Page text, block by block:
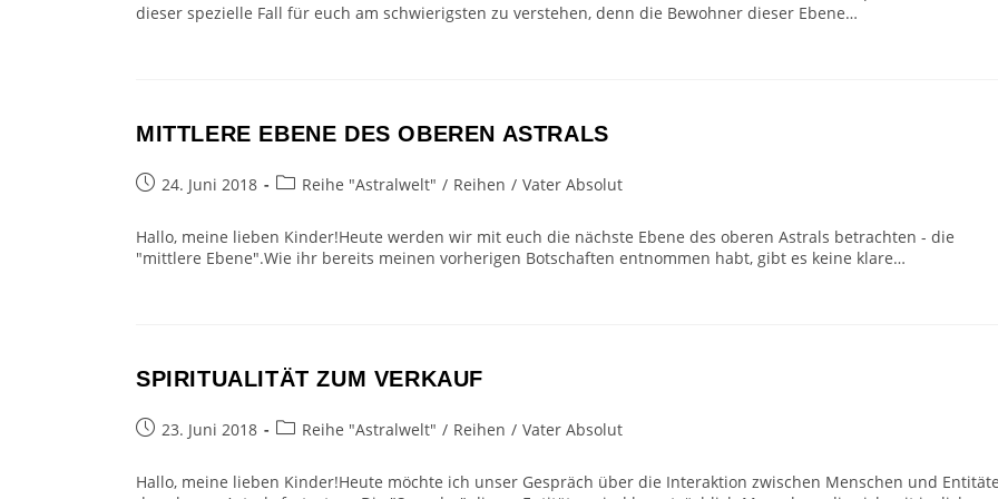
dieser spezielle Fall für euch am schwierigsten zu verstehen, denn die Bewohner dieser Ebene…
MITTLERE EBENE DES OBEREN ASTRALS
Beitrag24. Juni 2018
Beitrags-
Reihe "Astralwelt" / Reihen / Vater Absolut
Hallo, meine lieben Kinder!Heute werden wir mit euch die nächste Ebene des oberen Astrals betrachten - die
"mittlere Ebene".Wie ihr bereits meinen vorherigen Botschaften entnommen habt, gibt es keine klare…
SPIRITUALITÄT ZUM VERKAUF
Beitrag23. Juni 2018
Beitrags-
Reihe "Astralwelt" / Reihen / Vater Absolut
Hallo, meine lieben Kinder!Heute möchte ich unser Gespräch über die Interaktion zwischen Menschen und